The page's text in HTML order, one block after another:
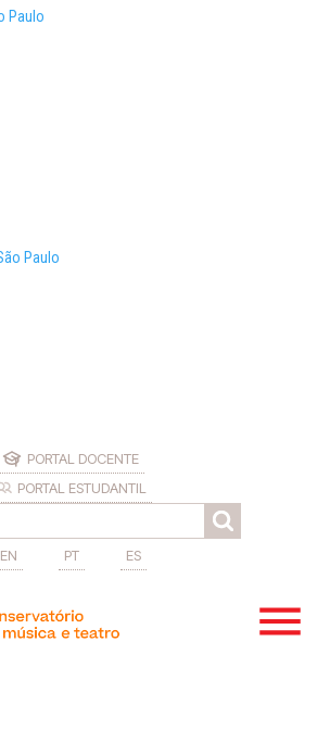
PORTAL DOCENTE
PORTAL ESTUDANTIL
EN PT ES